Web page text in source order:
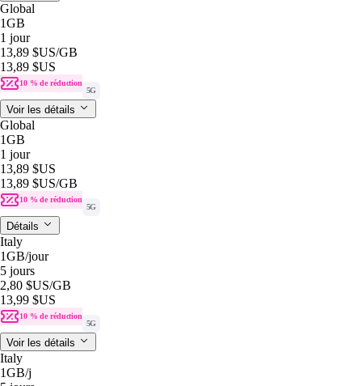
Global
1GB
1 jour
13,89 $US/GB
13,89 $US
10 % de réduction
5G
Voir les détails
Global
1GB
1 jour
13,89 $US
13,89 $US/GB
10 % de réduction
5G
Détails
Italy
1GB/jour
5 jours
2,80 $US/GB
13,99 $US
10 % de réduction
5G
Voir les détails
Italy
1GB/j